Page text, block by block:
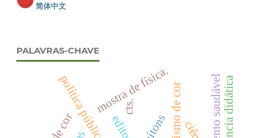
简体中文
PALAVRAS-CHAVE
mostra de física.
cts.